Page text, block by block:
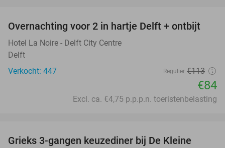
26%
Overnachting voor 2 in hartje Delft + ontbijt
Hotel La Noire - Delft City Centre
Delft
Verkocht: 447
Regulier €113
€84
Excl. ca. €4,75 p.p.p.n. toeristenbelasting
Grieks 3-gangen keuzediner bij De Kleine